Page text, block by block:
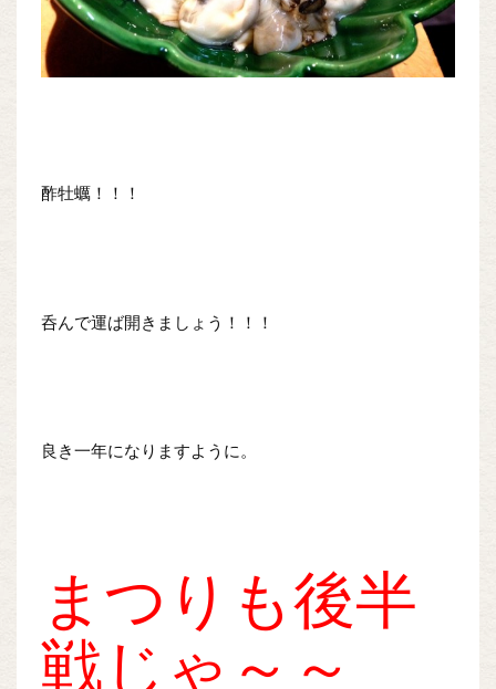
酢牡蠣！！！
呑んで運ば開きましょう！！！
良き一年になりますように。
まつりも後半
戦じゃ～～